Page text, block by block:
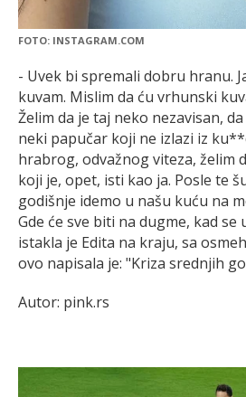
FOTO: INSTAGRAM.COM
- Uvek bi spremali dobru hranu.
kuvam. Mislim da ću vrhunski
Želim da je taj neko nezavisan,
neki papučar koji ne izlazi iz
hrabrog, odvažnog viteza, želim
koji je, opet, isti kao ja. Posle te
godišnje idemo u našu kuću na
Gde će sve biti na dugme, kad
istakla je Edita na kraju, sa
ovo napisala je: "Kriza srednjih
Autor: pink.rs